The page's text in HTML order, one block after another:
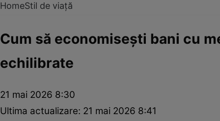
HomeStil de viață
Cum să economisești bani cu
echilibrate
21 mai 2026 8:30
Ultima actualizare: 21 mai 2026 8:41